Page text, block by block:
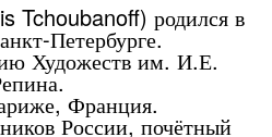
Tchoubanoff) родился в
Петербурге.
Художеств им. И.Е.
Франция.
России, почётный